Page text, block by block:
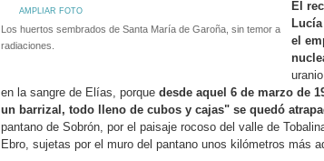
AMPLIAR FOTO
Los huertos sembrados de Santa María de Garoña, sin temor a
radiaciones.
El
el
en la sangre de Elías, porque desde aquel 6 de marzo de
un barrizal, todo lleno de cubos y cajas" se quedó
pantano de Sobrón, por el paisaje rocoso del valle de
Ebro, sujetas por el muro del pantano unos kilómetros más